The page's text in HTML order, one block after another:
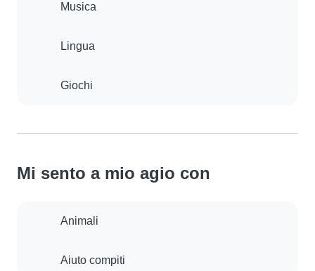
Musica
Lingua
Giochi
Mi sento a mio agio con
Animali
Aiuto compiti